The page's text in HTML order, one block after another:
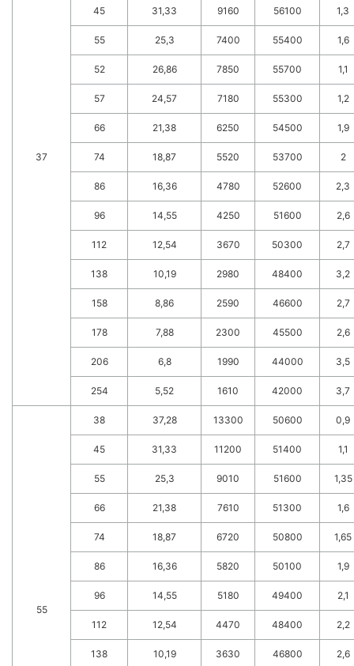
37
45 31,33 9160 56100 1,3
55 25,3 7400 55400 1,6
52 26,86 7850 55700 1,1
57 24,57 7180 55300 1,2
66 21,38 6250 54500 1,9
74 18,87 5520 53700 2
86 16,36 4780 52600 2,3
96 14,55 4250 51600 2,6
112 12,54 3670 50300 2,7
138 10,19 2980 48400 3,2
158 8,86 2590 46600 2,7
178 7,88 2300 45500 2,6
206 6,8 1990 44000 3,5
254 5,52 1610 42000 3,7
55
38 37,28 13300 50600 0,9
45 31,33 11200 51400 1,1
55 25,3 9010 51600 1,35
66 21,38 7610 51300 1,6
74 18,87 6720 50800 1,65
86 16,36 5820 50100 1,9
96 14,55 5180 49400 2,1
112 12,54 4470 48400 2,2
138 10,19 3630 46800 2,6